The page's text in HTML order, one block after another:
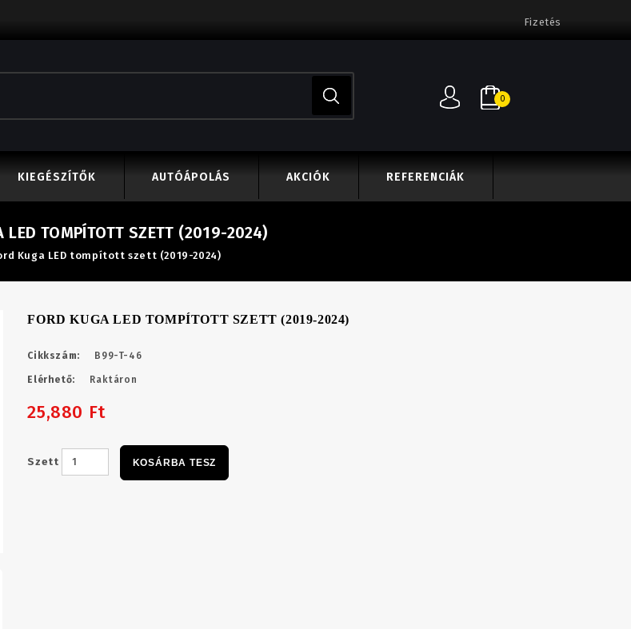
Fizetés
0
KIEGÉSZÍTŐK AUTÓÁPOLÁS AKCIÓK REFERENCIÁK
LED TOMPÍTOTT SZETT (2019-2024)
Kuga LED tompított szett (2019-2024)
FORD KUGA LED TOMPÍTOTT SZETT (2019-2024)
Cikkszám: B99-T-46
Elérhető: Raktáron
25,880 Ft
Szett KOSÁRBA TESZ